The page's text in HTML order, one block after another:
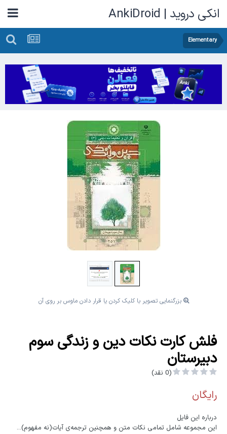
انکی دروید | AnkiDroid
Elementary
بزرگنمایی تصویر با کلیک کردن یا قرار دادن ماوس بر روی آن
فلش کارت نکات دین و زندگی سوم
دبیرستان
(0 نقد)
رایگان
درباره این فایل
این مجموعه شامل تمامی نکات متن و همچنین ترجمه‌ی آیات(نه مفهوم)...